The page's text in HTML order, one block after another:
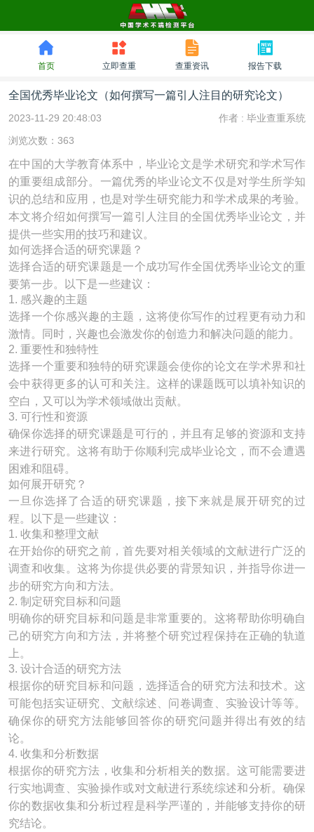
首页 立即查重 查重资讯 报告下载
全国优秀毕业论文（如何撰写一篇引人注目的研究论文）
2023-11-29 20:48:03 作者 : 毕业查重系统
浏览次数：363
在中国的大学教育体系中，毕业论文是学术研究和学术写作
的重要组成部分。一篇优秀的毕业论文不仅是对学生所学知
识的总结和应用，也是对学生研究能力和学术成果的考验。
本文将介绍如何撰写一篇引人注目的全国优秀毕业论文，并
提供一些实用的技巧和建议。
如何选择合适的研究课题？
选择合适的研究课题是一个成功写作全国优秀毕业论文的重
要第一步。以下是一些建议：
1. 感兴趣的主题
选择一个你感兴趣的主题，这将使你写作的过程更有动力和
激情。同时，兴趣也会激发你的创造力和解决问题的能力。
2. 重要性和独特性
选择一个重要和独特的研究课题会使你的论文在学术界和社
会中获得更多的认可和关注。这样的课题既可以填补知识的
空白，又可以为学术领域做出贡献。
3. 可行性和资源
确保你选择的研究课题是可行的，并且有足够的资源和支持
来进行研究。这将有助于你顺利完成毕业论文，而不会遭遇
困难和阻碍。
如何展开研究？
一旦你选择了合适的研究课题，接下来就是展开研究的过
程。以下是一些建议：
1. 收集和整理文献
在开始你的研究之前，首先要对相关领域的文献进行广泛的
调查和收集。这将为你提供必要的背景知识，并指导你进一
步的研究方向和方法。
2. 制定研究目标和问题
明确你的研究目标和问题是非常重要的。这将帮助你明确自
己的研究方向和方法，并将整个研究过程保持在正确的轨道
上。
3. 设计合适的研究方法
根据你的研究目标和问题，选择适合的研究方法和技术。这
可能包括实证研究、文献综述、问卷调查、实验设计等等。
确保你的研究方法能够回答你的研究问题并得出有效的结
论。
4. 收集和分析数据
根据你的研究方法，收集和分析相关的数据。这可能需要进
行实地调查、实验操作或对文献进行系统综述和分析。确保
你的数据收集和分析过程是科学严谨的，并能够支持你的研
究结论。